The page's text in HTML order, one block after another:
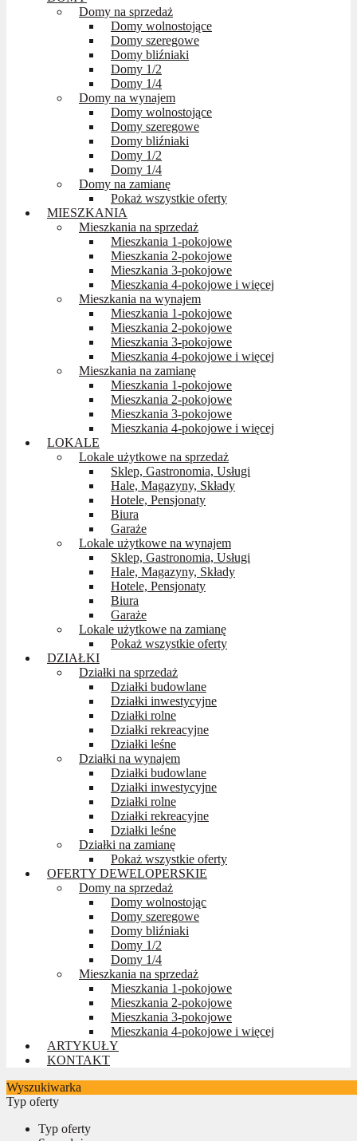
Domy na sprzedaż
Domy wolnostojące
Domy szeregowe
Domy bliźniaki
Domy 1/2
Domy 1/4
Domy na wynajem
Domy wolnostojące
Domy szeregowe
Domy bliźniaki
Domy 1/2
Domy 1/4
Domy na zamianę
Pokaż wszystkie oferty
MIESZKANIA
Mieszkania na sprzedaż
Mieszkania 1-pokojowe
Mieszkania 2-pokojowe
Mieszkania 3-pokojowe
Mieszkania 4-pokojowe i więcej
Mieszkania na wynajem
Mieszkania 1-pokojowe
Mieszkania 2-pokojowe
Mieszkania 3-pokojowe
Mieszkania 4-pokojowe i więcej
Mieszkania na zamianę
Mieszkania 1-pokojowe
Mieszkania 2-pokojowe
Mieszkania 3-pokojowe
Mieszkania 4-pokojowe i więcej
LOKALE
Lokale użytkowe na sprzedaż
Sklep, Gastronomia, Usługi
Hale, Magazyny, Składy
Hotele, Pensjonaty
Biura
Garaże
Lokale użytkowe na wynajem
Sklep, Gastronomia, Usługi
Hale, Magazyny, Składy
Hotele, Pensjonaty
Biura
Garaże
Lokale użytkowe na zamianę
Pokaż wszystkie oferty
DZIAŁKI
Działki na sprzedaż
Działki budowlane
Działki inwestycyjne
Działki rolne
Działki rekreacyjne
Działki leśne
Działki na wynajem
Działki budowlane
Działki inwestycyjne
Działki rolne
Działki rekreacyjne
Działki leśne
Działki na zamianę
Pokaż wszystkie oferty
OFERTY DEWELOPERSKIE
Domy na sprzedaż
Domy wolnostojąc
Domy szeregowe
Domy bliźniaki
Domy 1/2
Domy 1/4
Mieszkania na sprzedaż
Mieszkania 1-pokojowe
Mieszkania 2-pokojowe
Mieszkania 3-pokojowe
Mieszkania 4-pokojowe i więcej
ARTYKUŁY
KONTAKT
Wyszukiwarka
Typ oferty
Typ oferty